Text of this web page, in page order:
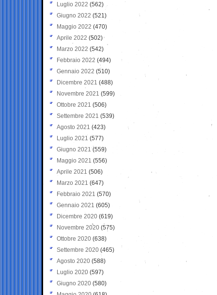
Luglio 2022 (562)
Giugno 2022 (521)
Maggio 2022 (470)
Aprile 2022 (502)
Marzo 2022 (542)
Febbraio 2022 (494)
Gennaio 2022 (510)
Dicembre 2021 (488)
Novembre 2021 (599)
Ottobre 2021 (506)
Settembre 2021 (539)
Agosto 2021 (423)
Luglio 2021 (577)
Giugno 2021(559)
Maggio 2021 (556)
Aprile 2021 (506)
Marzo 2021 (647)
Febbraio 2021 (570)
Gennaio 2021 (605)
Dicembre 2020 (619)
Novembre 2020 (575)
Ottobre 2020 (638)
Settembre 2020(465)
Agosto 2020 (588)
Luglio 2020 (597)
Giugno 2020 (580)